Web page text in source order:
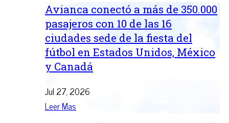
Avianca conectó a más de 350.000
pasajeros con 10 de las 16
ciudades sede de la fiesta del
fútbol en Estados Unidos, México
y Canadá
Jul 27, 2026
Leer Mas